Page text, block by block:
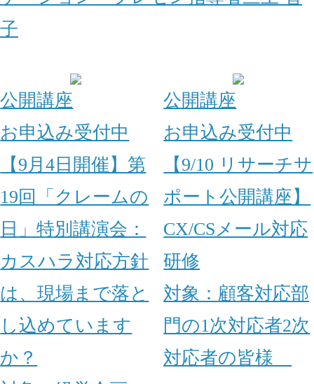
子
公開講座
お申込み受付中
【9月4日開催】第
19回「クレームの
日」特別講演会：
カスハラ対応方針
は、現場まで落と
し込めています
か？
公開講座
お申込み受付中
【9/10 リサーチサ
ポート公開講座】
CX/CSメール対応
研修
対象： 顧客対応部
門の1次対応者2次
対応者の皆様